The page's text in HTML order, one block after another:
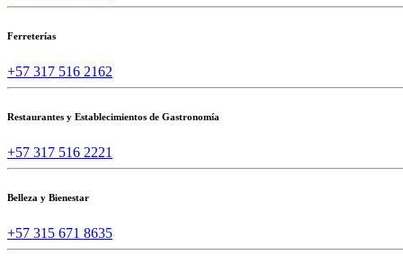
Ferreterías
+57 317 516 2162
Restaurantes y Establecimientos de Gastronomía
+57 317 516 2221
Belleza y Bienestar
+57 315 671 8635